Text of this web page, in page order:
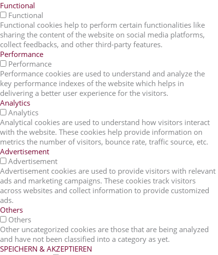
Functional
Functional
Functional cookies help to perform certain functionalities like
sharing the content of the website on social media platforms,
collect feedbacks, and other third-party features.
Performance
Performance
Performance cookies are used to understand and analyze the
key performance indexes of the website which helps in
delivering a better user experience for the visitors.
Analytics
Analytics
Analytical cookies are used to understand how visitors interact
with the website. These cookies help provide information on
metrics the number of visitors, bounce rate, traffic source, etc.
Advertisement
Advertisement
Advertisement cookies are used to provide visitors with relevant
ads and marketing campaigns. These cookies track visitors
across websites and collect information to provide customized
ads.
Others
Others
Other uncategorized cookies are those that are being analyzed
and have not been classified into a category as yet.
SPEICHERN & AKZEPTIEREN